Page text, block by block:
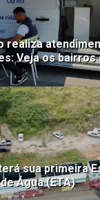
realiza
Veja os bairros
sua primeira
Água (ETA)